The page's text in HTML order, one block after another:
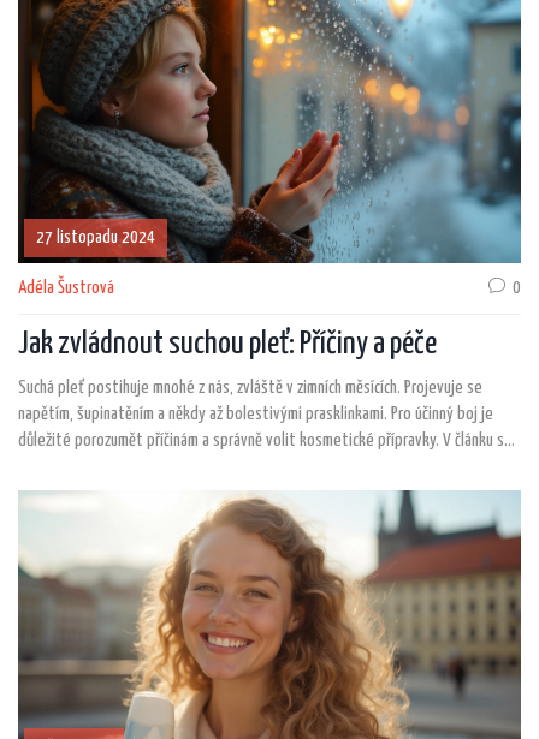
27 listopadu 2024
Adéla Šustrová 0
Jak zvládnout suchou pleť: Příčiny a péče
Suchá pleť postihuje mnohé z nás, zvláště v zimních měsících. Projevuje se
napětím, šupinatěním a někdy až bolestivými prasklinkami. Pro účinný boj je
důležité porozumět příčinám a správně volit kosmetické přípravky. V článku se
ni pečovat.